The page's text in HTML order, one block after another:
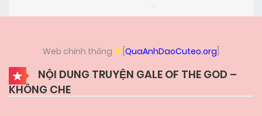
Web chính thống [QuaAnhDaoCuteo.org
NỘI DUNG TRUYỆN GALE OF THE GOD –
KHÔNG CHE